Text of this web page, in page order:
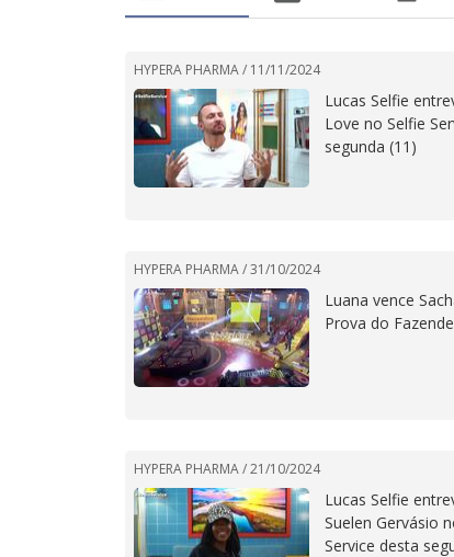
HYPERA PHARMA / 11/11/2024
Lucas Selfie
Love no Selfie
segunda (11)
HYPERA PHARMA /31/10/2024
Luana vence
Prova do
HYPERA PHARMA /21/10/2024
Lucas Selfie
Suelen Gervásio
Service desta